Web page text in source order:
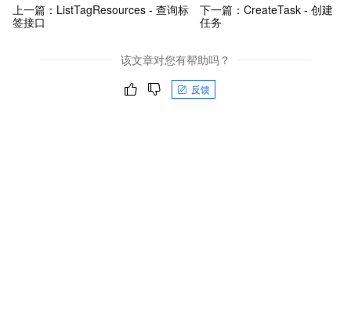
上一篇： ListTagResources - 查询标
签接口
下一篇： CreateTask - 创建
任务
该文章对您有帮助吗？
反馈